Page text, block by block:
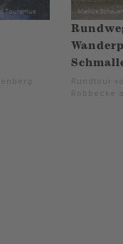
Rundtour
Robbecke